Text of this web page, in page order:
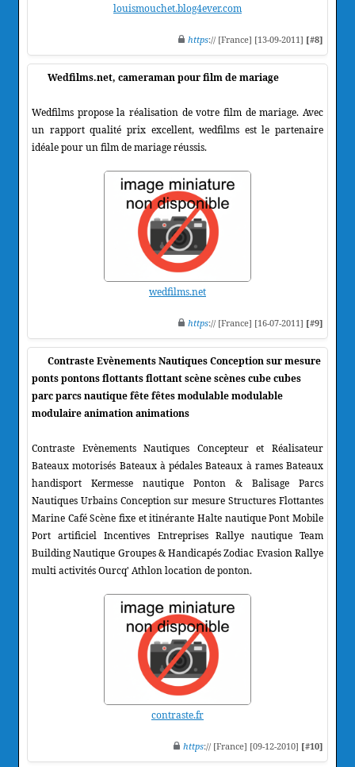
louismouchet.blog4ever.com
https:// [France] [13-09-2011] [#8]
Wedfilms.net, cameraman pour film de mariage
Wedfilms propose la réalisation de votre film de mariage. Avec
un rapport qualité prix excellent, wedfilms est le partenaire
idéale pour un film de mariage réussis.
wedfilms.net
https:// [France] [16-07-2011] [#9]
Contraste Evènements Nautiques Conception sur mesure
ponts pontons flottants flottant scène scènes cube cubes
parc parcs nautique fête fêtes modulable modulable
modulaire animation animations
Contraste Evènements Nautiques Concepteur et Réalisateur
Bateaux motorisés Bateaux à pédales Bateaux à rames Bateaux
handisport Kermesse nautique Ponton & Balisage Parcs
Nautiques Urbains Conception sur mesure Structures Flottantes
Marine Café Scène fixe et itinérante Halte nautique Pont Mobile
Port artificiel Incentives Entreprises Rallye nautique Team
Building Nautique Groupes & Handicapés Zodiac Evasion Rallye
multi activités Ourcq' Athlon location de ponton.
contraste.fr
https:// [France] [09-12-2010] [#10]